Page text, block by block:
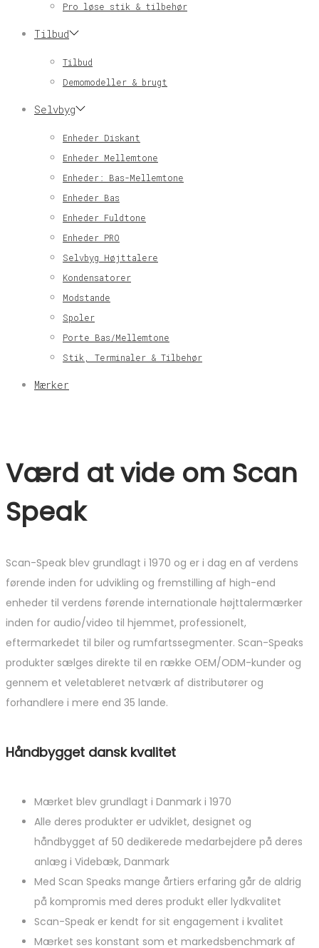
Pro løse stik & tilbehør
Tilbud
Tilbud
Demomodeller & brugt
Selvbyg
Enheder Diskant
Enheder Mellemtone
Enheder: Bas-Mellemtone
Enheder Bas
Enheder Fuldtone
Enheder PRO
Selvbyg Højttalere
Kondensatorer
Modstande
Spoler
Porte Bas/Mellemtone
Stik, Terminaler & Tilbehør
Mærker
Værd at vide om Scan
Speak
Scan-Speak blev grundlagt i 1970 og er i dag en af ​​verdens
førende inden for udvikling og fremstilling af high-end
enheder til verdens førende internationale højttalermærker
inden for audio/video til hjemmet, professionelt,
eftermarkedet til biler og rumfartssegmenter. Scan-Speaks
produkter sælges direkte til en række OEM/ODM-kunder og
gennem et veletableret netværk af distributører og
forhandlere i mere end 35 lande.
Håndbygget dansk kvalitet
Mærket blev grundlagt i Danmark i 1970
Alle deres produkter er udviklet, designet og
håndbygget af 50 dedikerede medarbejdere på deres
anlæg i Videbæk, Danmark
Med Scan Speaks mange årtiers erfaring går de aldrig
på kompromis med deres produkt eller lydkvalitet
Scan-Speak er kendt for sit engagement i kvalitet
Mærket ses konstant som et markedsbenchmark af